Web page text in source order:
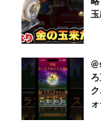
玉
ォ